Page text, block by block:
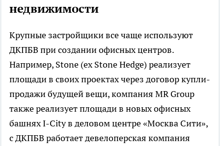
недвижимости
Крупные застройщики все чаще используют
ДКПБВ при создании офисных центров.
Например, Stone (ex Stone Hedge) реализует
площади в своих проектах через договор купли-
продажи будущей вещи, компания MR Group
также реализует площади в новых офисных
башнях I-City в деловом центре «Москва Сити»,
с ДКПБВ работает девелоперская компания